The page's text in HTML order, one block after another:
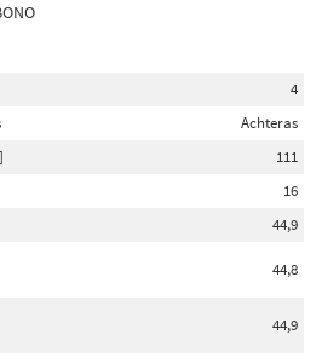
4
Achteras
111
16
44,9
44,8
44,9